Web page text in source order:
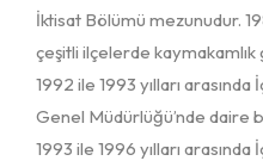
İktisat Bölümü mezunudur.
çeşitli ilçelerde
1992 ile 1993 yılları arasında
Genel Müdürlüğü’nde daire
1993 ile 1996 yılları